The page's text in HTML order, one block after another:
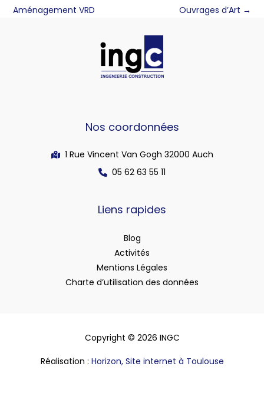
Aménagement VRD
Ouvrages d’Art →
Nos coordonnées
1 Rue Vincent Van Gogh 32000 Auch
05 62 63 55 11
Liens rapides
Blog
Activités
Mentions Légales
Charte d’utilisation des données
Copyright © 2026 INGC
Réalisation : Horizon, Site internet à Toulouse